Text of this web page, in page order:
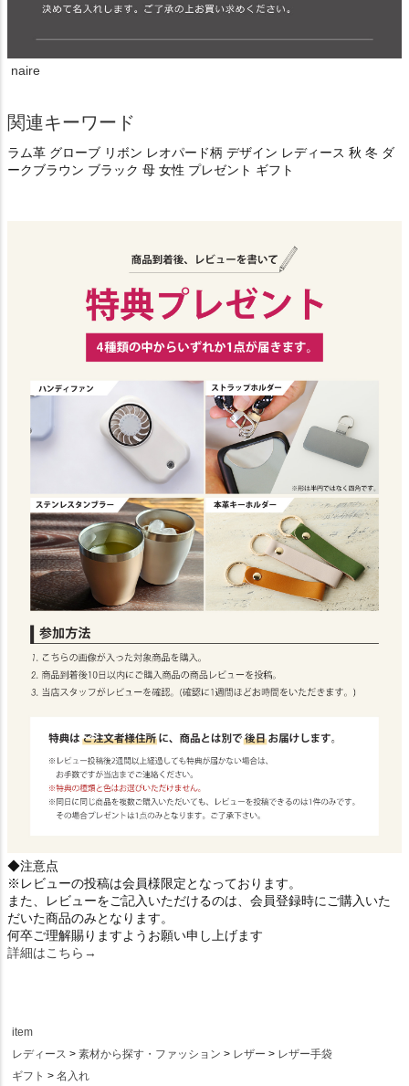
naire
関連キーワード
ラム革 グローブ リボン レオパード柄 デザイン レディース 秋 冬 ダ
ークブラウン ブラック 母 女性 プレゼント ギフト
◆注意点
※レビューの投稿は会員様限定となっております。
また、レビューをご記入いただけるのは、会員登録時にご購入いた
だいた商品のみとなります。
何卒ご理解賜りますようお願い申し上げます
詳細はこちら→
item
レディース
素材から探す・ファッション レザー
レザー手袋
ギフト
名入れ